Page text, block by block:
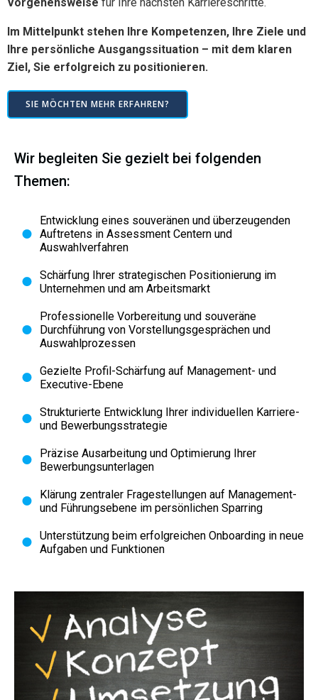
Im Mittelpunkt stehen Ihre Kompetenzen, Ihre Ziele und
Ihre persönliche Ausgangssituation – mit dem klaren
Ziel, Sie erfolgreich zu positionieren.
SIE MÖCHTEN MEHR ERFAHREN?
Wir begleiten Sie gezielt bei folgenden
Themen:
Entwicklung eines souveränen und überzeugenden
Auftretens in Assessment Centern und
Auswahlverfahren
Schärfung Ihrer strategischen Positionierung im
Unternehmen und am Arbeitsmarkt
Professionelle Vorbereitung und souveräne
Durchführung von Vorstellungsgesprächen und
Auswahlprozessen
Gezielte Profil-Schärfung auf Management- und
Executive-Ebene
Strukturierte Entwicklung Ihrer individuellen Karriere-
und Bewerbungsstrategie
Präzise Ausarbeitung und Optimierung Ihrer
Bewerbungsunterlagen
Klärung zentraler Fragestellungen auf Management-
und Führungsebene im persönlichen Sparring
Unterstützung beim erfolgreichen Onboarding in neue
Aufgaben und Funktionen